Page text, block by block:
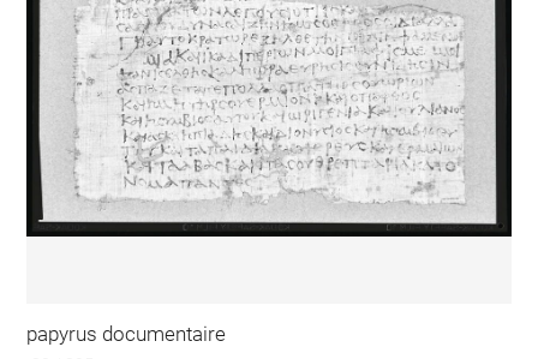
papyrus documentaire